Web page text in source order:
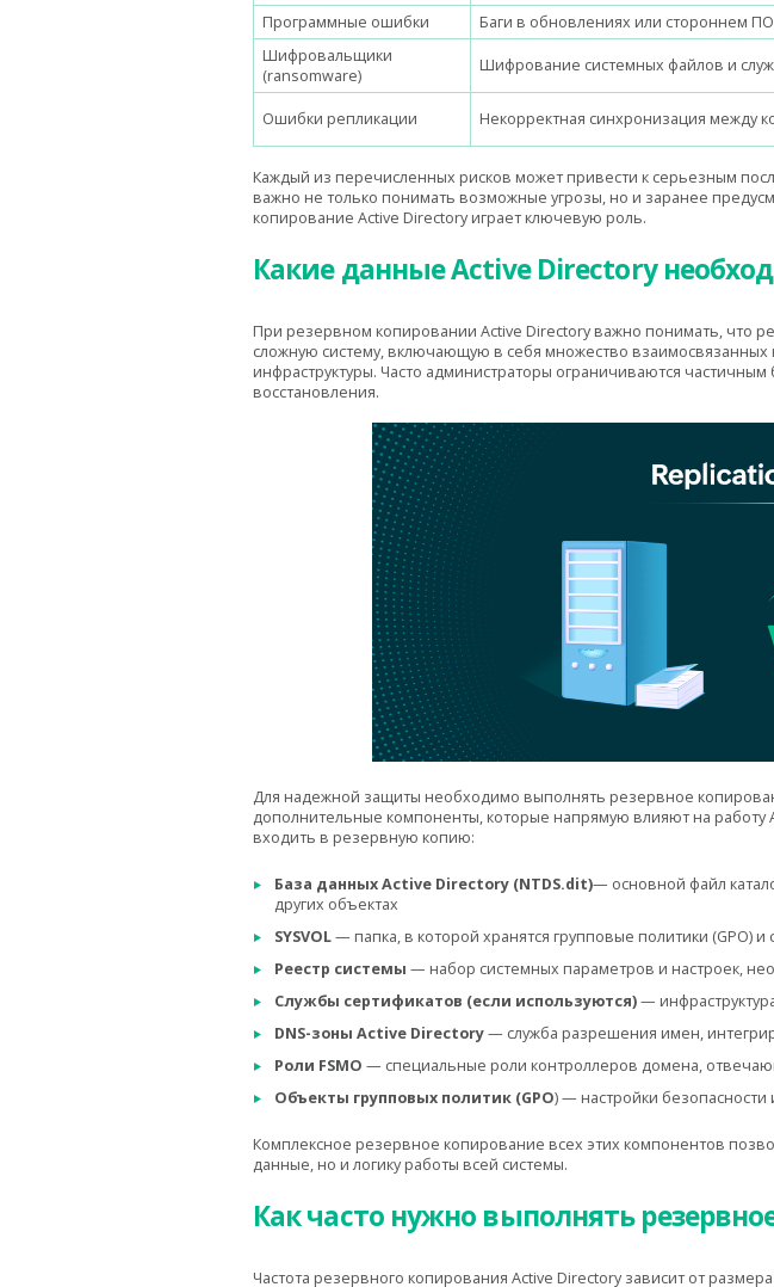
Программные ошибки
Баги в обновлениях или стороннем
Шифровальщики
(ransomware)
Шифрование системных файлов и
Ошибки репликации Некорректная синхронизация между
Каждый из перечисленных рисков может привести к серьезным
важно не только понимать возможные угрозы, но и заранее
копирование Active Directory играет ключевую роль.
Какие данные Active Directory
При резервном копировании Active Directory важно понимать, что
сложную систему, включающую в себя множество
инфраструктуры. Часто администраторы ограничиваются
восстановления.
Для надежной защиты необходимо выполнять резервное
дополнительные компоненты, которые напрямую влияют на
входить в резервную копию:
База данных Active Directory (NTDS.dit)— основной файл
других объектах
SYSVOL— папка, в которой хранятся групповые политики (GPO)
Реестр системы — набор системных параметров и настроек,
Службы сертификатов (если используются)—
DNS-зоны Active Directory— служба разрешения имен,
Роли FSMO — специальные роли контроллеров домена,
Объекты групповых политик (GPO) — настройки
Комплексное резервное копирование всех этих компонентов
данные, но и логику работы всей системы.
Как часто нужно выполнять
Частота резервного копирования Active Directory зависит от